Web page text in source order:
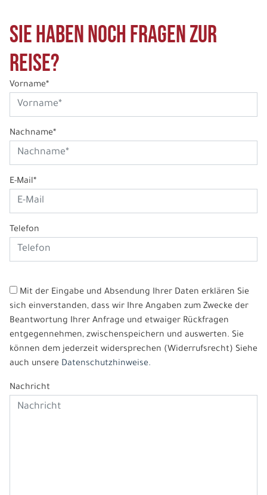
Sie haben noch Fragen zur
Reise?
Vorname*
Nachname*
E-Mail*
Telefon
Mit der Eingabe und Absendung Ihrer Daten erklären Sie
sich einverstanden, dass wir Ihre Angaben zum Zwecke der
Beantwortung Ihrer Anfrage und etwaiger Rückfragen
entgegennehmen, zwischenspeichern und auswerten. Sie
können dem jederzeit widersprechen (Widerrufsrecht) Siehe
auch unsere Datenschutzhinweise.
Nachricht